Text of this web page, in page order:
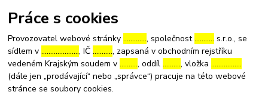
Práce s cookies
Provozovatel webové stránky…………., společnost……….. s.r.o., se
sídlem v…………………, IČ……….., zapsaná v obchodním rejstříku
vedeném Krajským soudem v………., oddíl………., vložka……………..
(dále jen „prodávající“ nebo „správce“) pracuje na této webové
stránce se soubory cookies.